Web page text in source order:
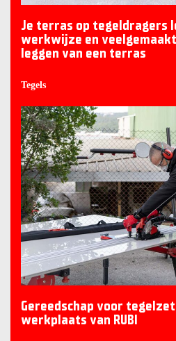
Je terras op tegeldragers
werkwijze en
leggen van een terras
Tegels
Gereedschap voor
werkplaats van RUBI